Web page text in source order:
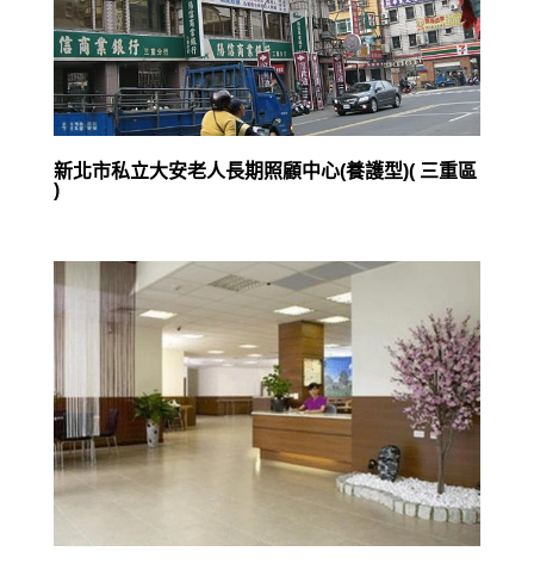
新北市私立大安老人長期照顧中心(養護型)( 三重區
)